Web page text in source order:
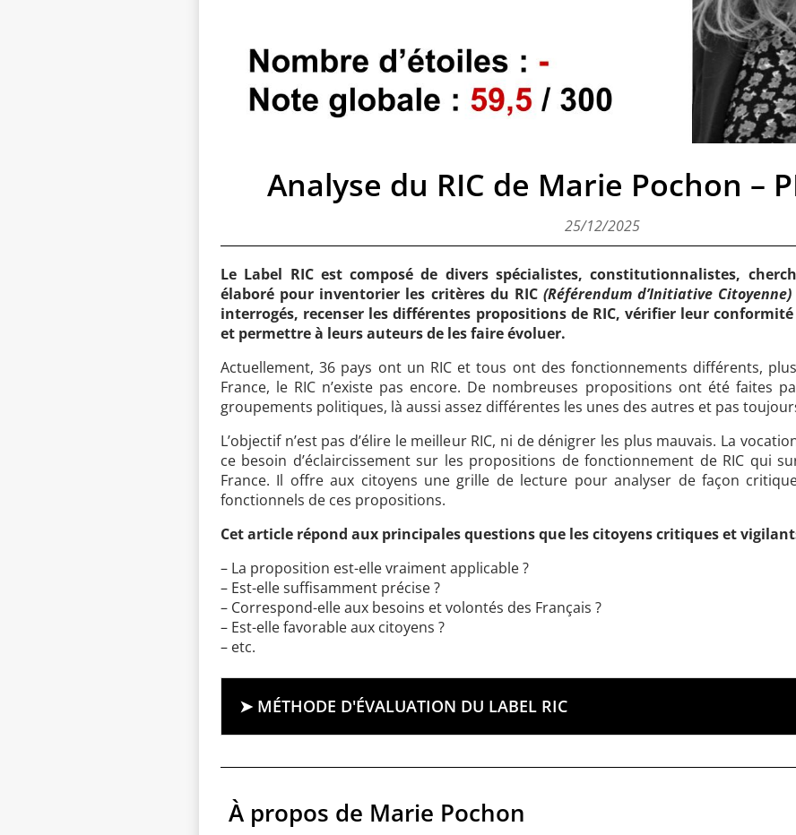
Analyse du RIC de Marie Pochon –
25/12/2025
Le Label RIC est composé de divers spécialistes, constitutionnalistes,
élaboré pour inventorier les critères du RIC(Référendum d’Initiative Citoyenne)
interrogés, recenser les différentes propositions de RIC, vérifier leur
et permettre à leurs auteurs de les faire évoluer.
Actuellement, 36 pays ont un RIC et tous ont des fonctionnements différents,
France, le RIC n’existe pas encore. De nombreuses propositions ont été faites
groupements politiques, là aussi assez différentes les unes des autres et pas
L’objectif n’est pas d’élire le meilleur RIC, ni de dénigrer les plus mauvais. La
ce besoin d’éclaircissement sur les propositions de fonctionnement de RIC qui
France. Il offre aux citoyens une grille de lecture pour analyser de façon
fonctionnels de ces propositions.
Cet article répond aux principales questions que les citoyens critiques et
– La proposition est-elle vraiment applicable ?
– Est-elle suffisamment précise ?
– Correspond-elle aux besoins et volontés des Français ?
– Est-elle favorable aux citoyens ?
– etc.
➤ MÉTHODE D'ÉVALUATION DU LABEL RIC
À propos de Marie Pochon